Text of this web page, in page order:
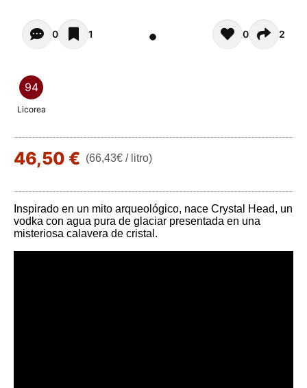
Opiniones de clientes - Actualmente no hay
0 1 0 2
94
Licorea
46,50 € (66,43€ / litro)
Inspirado en un mito arqueológico, nace Crystal Head, un
vodka con agua pura de glaciar presentada en una
misteriosa calavera de cristal.